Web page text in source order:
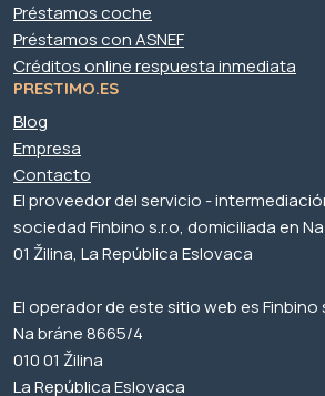
Préstamos coche
Préstamos con ASNEF
Créditos online respuesta inmediata
PRESTIMO.ES
Blog
Empresa
Contacto
El proveedor del servicio -
sociedad Finbino s.r.o, domiciliada en
01 Žilina, La República Eslovaca
El operador de este sitio web es Finbino
Na bráne 8665/4
010 01 Žilina
La República Eslovaca